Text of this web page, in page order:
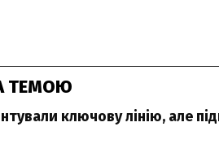
ТЕМОЮ
ключову лінію, але